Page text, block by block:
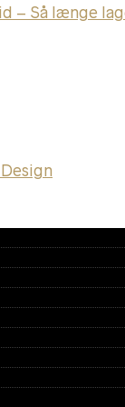
– Så længe